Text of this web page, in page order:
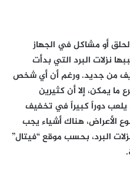
أو مشاكل في الجهاز
نزلات البرد التي بدأت
من جديد. ورغم أن أي شخص
ما يمكن، إلا أن كثيرين
دوراً كبيراً في تخفيف
الأعراض، هناك أشياء يجب
البرد، بحسب موقع “فيتال”